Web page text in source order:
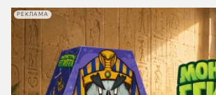
РЕКЛАМА